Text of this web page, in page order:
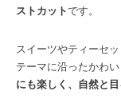
ストカットです。
スイーツやティーセ
テーマに沿ったかわ
にも楽しく、自然と